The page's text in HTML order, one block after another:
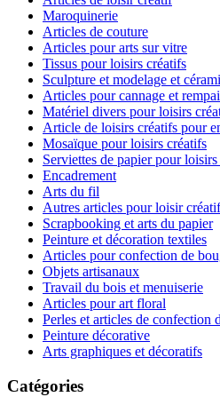
Maroquinerie
Articles de couture
Articles pour arts sur vitre
Tissus pour loisirs créatifs
Sculpture et modelage et
Articles pour cannage et
Matériel divers pour loisirs
Article de loisirs créatifs pour
Mosaïque pour loisirs créatifs
Serviettes de papier pour
Encadrement
Arts du fil
Autres articles pour loisir créatif
Scrapbooking et arts du papier
Peinture et décoration textiles
Articles pour confection de
Objets artisanaux
Travail du bois et menuiserie
Articles pour art floral
Perles et articles de confection
Peinture décorative
Arts graphiques et décoratifs
Catégories